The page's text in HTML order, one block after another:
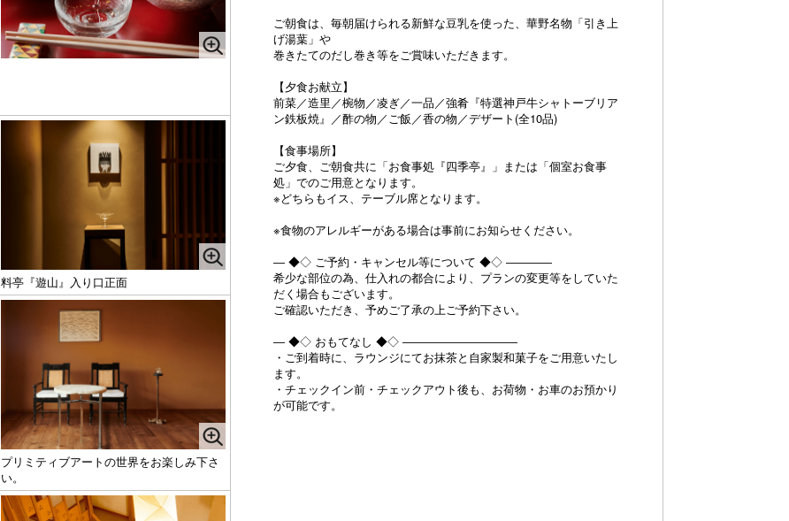
ご朝食は、毎朝届けられる新鮮な豆乳を使った、華野名物「引き上
げ湯葉」や
巻きたてのだし巻き等をご賞味いただきます。
【夕食お献立】
前菜／造里／椀物／凌ぎ／一品／強肴『特選神戸牛シャトーブリア
ン鉄板焼』／酢の物／ご飯／香の物／デザート(全10品)
【食事場所】
ご夕食、ご朝食共に「お食事処『四季亭』」または「個室お食事
処」でのご用意となります。
※どちらもイス、テーブル席となります。
※食物のアレルギーがある場合は事前にお知らせください。
― ◆◇ ご予約・キャンセル等について ◆◇ ――――
希少な部位の為、仕入れの都合により、プランの変更等をしていた
だく場合もございます。
ご確認いただき、予めご了承の上ご予約下さい。
― ◆◇ おもてなし ◆◇ ――――――――――
・ご到着時に、ラウンジにてお抹茶と自家製和菓子をご用意いたし
ます。
・チェックイン前・チェックアウト後も、お荷物・お車のお預かり
が可能です。
料亭『遊山』入り口正面
プリミティブアートの世界をお楽しみ下さ
い。